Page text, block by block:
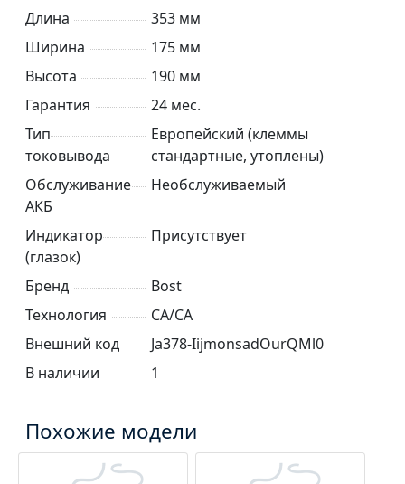
Длина
353 мм
Ширина
175 мм
Высота
190 мм
Гарантия
24 мес.
Тип
токовывода
Европейский (клеммы
стандартные, утоплены)
Обслуживание
АКБ
Необслуживаемый
Индикатор
(глазок)
Присутствует
Бренд
Bost
Технология
CA/CA
Внешний код
Ja378-IijmonsadOurQMl0
В наличии
1
Похожие модели